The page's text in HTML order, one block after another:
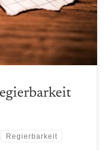
Regierbarkeit